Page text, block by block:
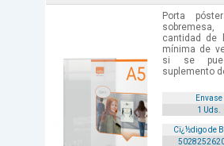
Porta
cantidad de
mínima de
si se
suplemento
Envase
1 Uds.
Cï¿½digo de